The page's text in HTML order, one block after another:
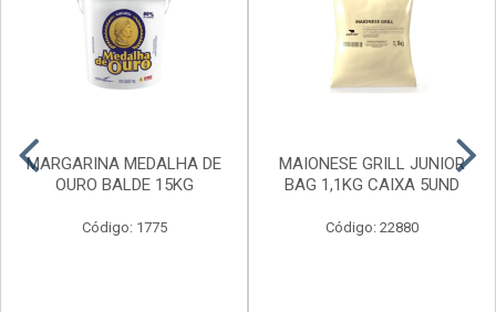
MARGARINA MEDALHA DE
OURO BALDE 15KG
Código: 1775
MAIONESE GRILL JUNIOR
BAG 1,1KG CAIXA 5UND
Código: 22880